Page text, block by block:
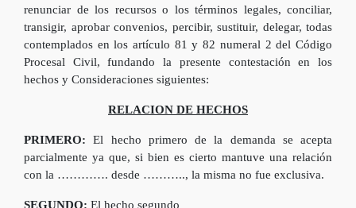
renunciar de los recursos o los términos legales, conciliar,
transigir, aprobar convenios, percibir, sustituir, delegar, todas
contemplados en los artículo 81 y 82 numeral 2 del Código
Procesal Civil, fundando la presente contestación en los
hechos y Consideraciones siguientes:
RELACION DE HECHOS
PRIMERO: El hecho primero de la demanda se acepta
parcialmente ya que, si bien es cierto mantuve una relación
con la …………. desde ……….., la misma no fue exclusiva.
SEGUNDO: El hecho segundo